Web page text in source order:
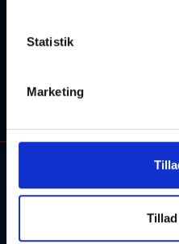
Statistik
Marketing
eller søgeordet i en kortere
stedet for
Kontakt og information om
tilmelding:
Alle henvendelser bedes rettet